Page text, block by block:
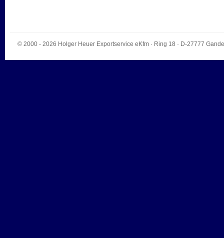
© 2000 - 2026 Holger Heuer Exportservice eKfm· Ring 18 · D-27777